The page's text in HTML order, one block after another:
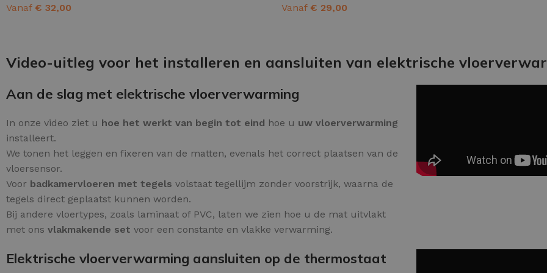
Schraaplaag epoxy
Kleurvlokken
Vanaf € 32,00 Vanaf € 29,00
Video-uitleg voor het installeren en aansluiten van elektrische
Aan de slag met elektrische vloerverwarming
In onze video ziet u hoe het werkt van begin tot eind hoe u uw vloerverwarming
installeert.
We tonen het leggen en fixeren van de matten, evenals het correct plaatsen van de
vloersensor.
Voor badkamervloeren met tegels volstaat tegellijm zonder voorstrijk, waarna de
tegels direct geplaatst kunnen worden.
Bij andere vloertypes, zoals laminaat of PVC, laten we zien hoe u de mat uitvlakt
met ons vlakmakende set voor een constante en vlakke verwarming.
Elektrische vloerverwarming aansluiten op de thermostaat